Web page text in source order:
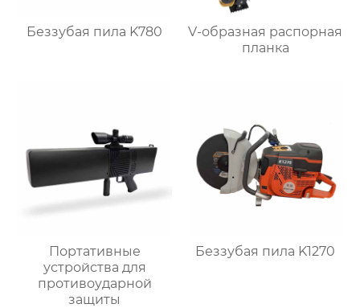
Беззубая пила K780
V-образная распорная
планка
Портативные
устройства для
противоударной
защиты
Беззубая пила K1270